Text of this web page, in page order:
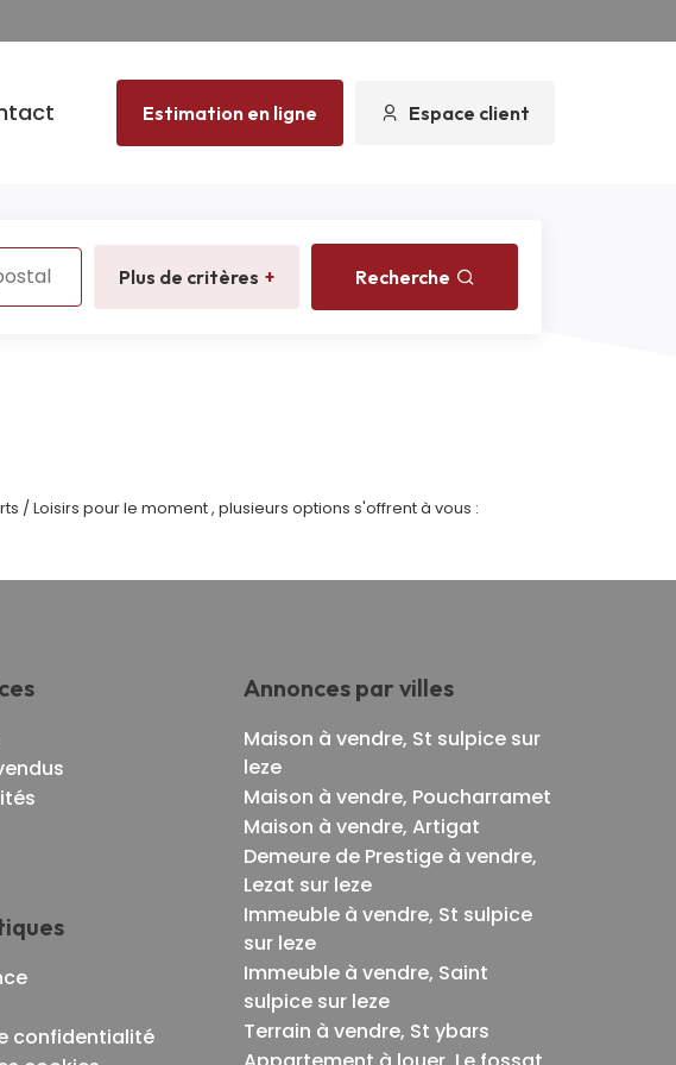
Estimation en ligne Espace client
Plus de critères + Recherche
/ Loisirs pour le moment , plusieurs options s'offrent à vous :
confidentialité
Annonces par villes
Maison à vendre, St sulpice sur
leze
Maison à vendre, Poucharramet
Maison à vendre, Artigat
Demeure de Prestige à vendre,
Lezat sur leze
Immeuble à vendre, St sulpice
sur leze
Immeuble à vendre, Saint
sulpice sur leze
Terrain à vendre, St ybars